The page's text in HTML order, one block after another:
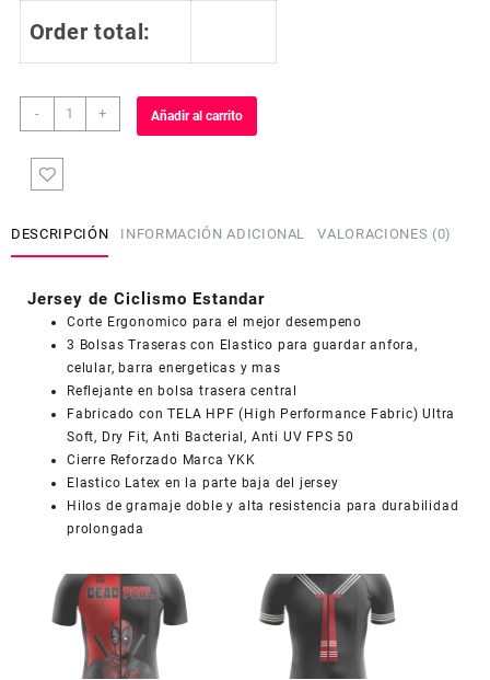
Order total:
-
Jersey
de
Estandar
Caballero
+ Añadir al carrito
DESCRIPCIÓN INFORMACIÓN ADICIONAL VALORACIONES (0)
Jersey de Ciclismo Estandar
Corte Ergonomico para el mejor desempeno
3 Bolsas Traseras con Elastico para guardar anfora,
celular, barra energeticas y mas
Reflejante en bolsa trasera central
Fabricado con TELA HPF (High Performance Fabric) Ultra
Soft, Dry Fit, Anti Bacterial, Anti UV FPS 50
Cierre Reforzado Marca YKK
Elastico Latex en la parte baja del jersey
Hilos de gramaje doble y alta resistencia para durabilidad
prolongada
COUPONX1991362193 COPIAR CÓDIGO